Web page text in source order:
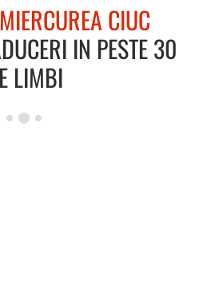
MIERCUREA CIUC
IN PESTE 30
LIMBI